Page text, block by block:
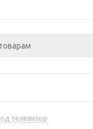
телевизор